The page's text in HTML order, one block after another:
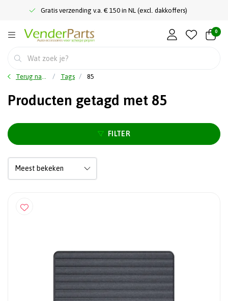
Gratis verzending v.a. € 150 in NL (excl. dakkoffers)
0
Terug naar home Tags 85
Producten getagd met 85
FILTER